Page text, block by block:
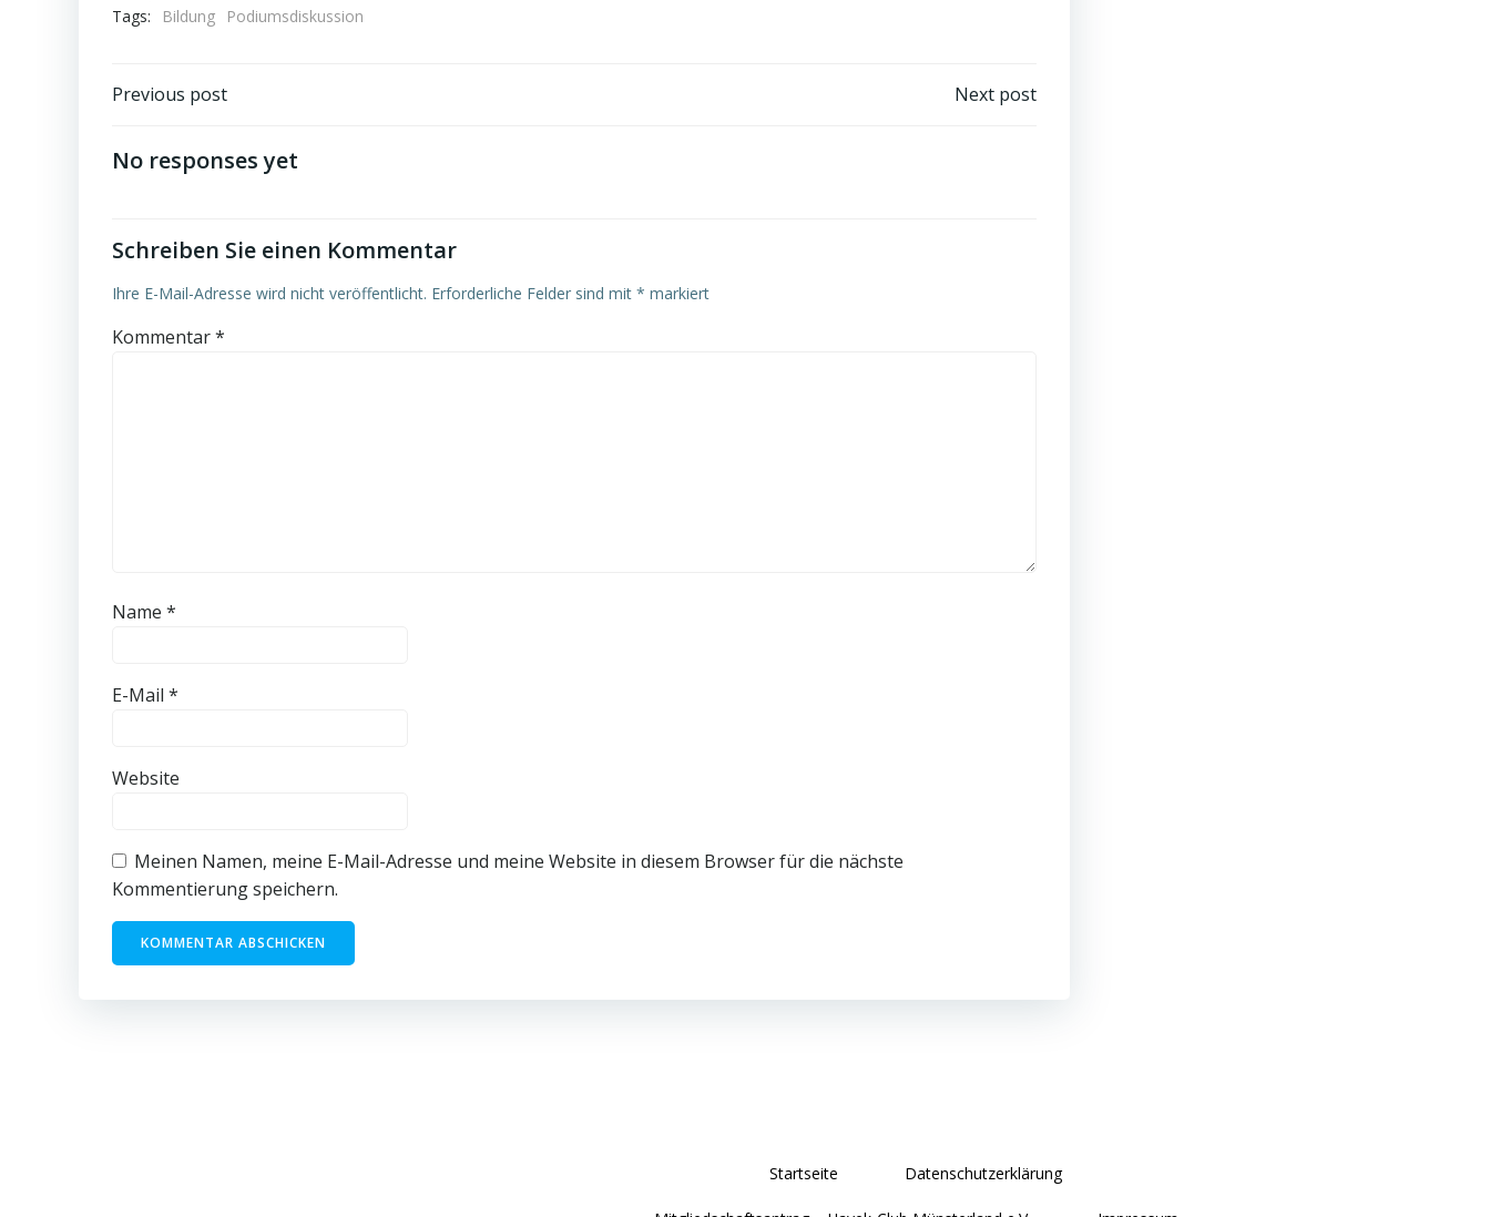
Tags:
Bildung Podiumsdiskussion
Post
navigation
Previous post Next post
No responses yet
Schreiben Sie einen Kommentar
Ihre E-Mail-Adresse wird nicht veröffentlicht. Erforderliche Felder sind mit * markiert
Kommentar*
Name *
E-Mail *
Website
Meinen Namen, meine E-Mail-Adresse und meine Website in diesem Browser für die nächste
Kommentierung speichern.
Startseite Datenschutzerklärung